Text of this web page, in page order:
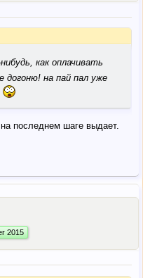
как оплачивать
догоню! на пай пал уже
последнем шаге выдает.
2015